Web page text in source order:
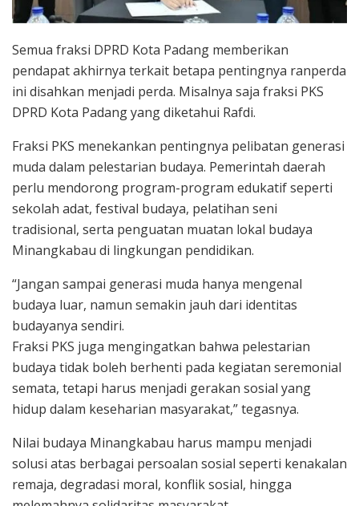
Semua fraksi DPRD Kota Padang memberikan
pendapat akhirnya terkait betapa pentingnya ranperda
ini disahkan menjadi perda. Misalnya saja fraksi PKS
DPRD Kota Padang yang diketahui Rafdi.
Fraksi PKS menekankan pentingnya pelibatan generasi
muda dalam pelestarian budaya. Pemerintah daerah
perlu mendorong program-program edukatif seperti
sekolah adat, festival budaya, pelatihan seni
tradisional, serta penguatan muatan lokal budaya
Minangkabau di lingkungan pendidikan.
“Jangan sampai generasi muda hanya mengenal
budaya luar, namun semakin jauh dari identitas
budayanya sendiri.
Fraksi PKS juga mengingatkan bahwa pelestarian
budaya tidak boleh berhenti pada kegiatan seremonial
semata, tetapi harus menjadi gerakan sosial yang
hidup dalam keseharian masyarakat,” tegasnya.
Nilai budaya Minangkabau harus mampu menjadi
solusi atas berbagai persoalan sosial seperti kenakalan
remaja, degradasi moral, konflik sosial, hingga